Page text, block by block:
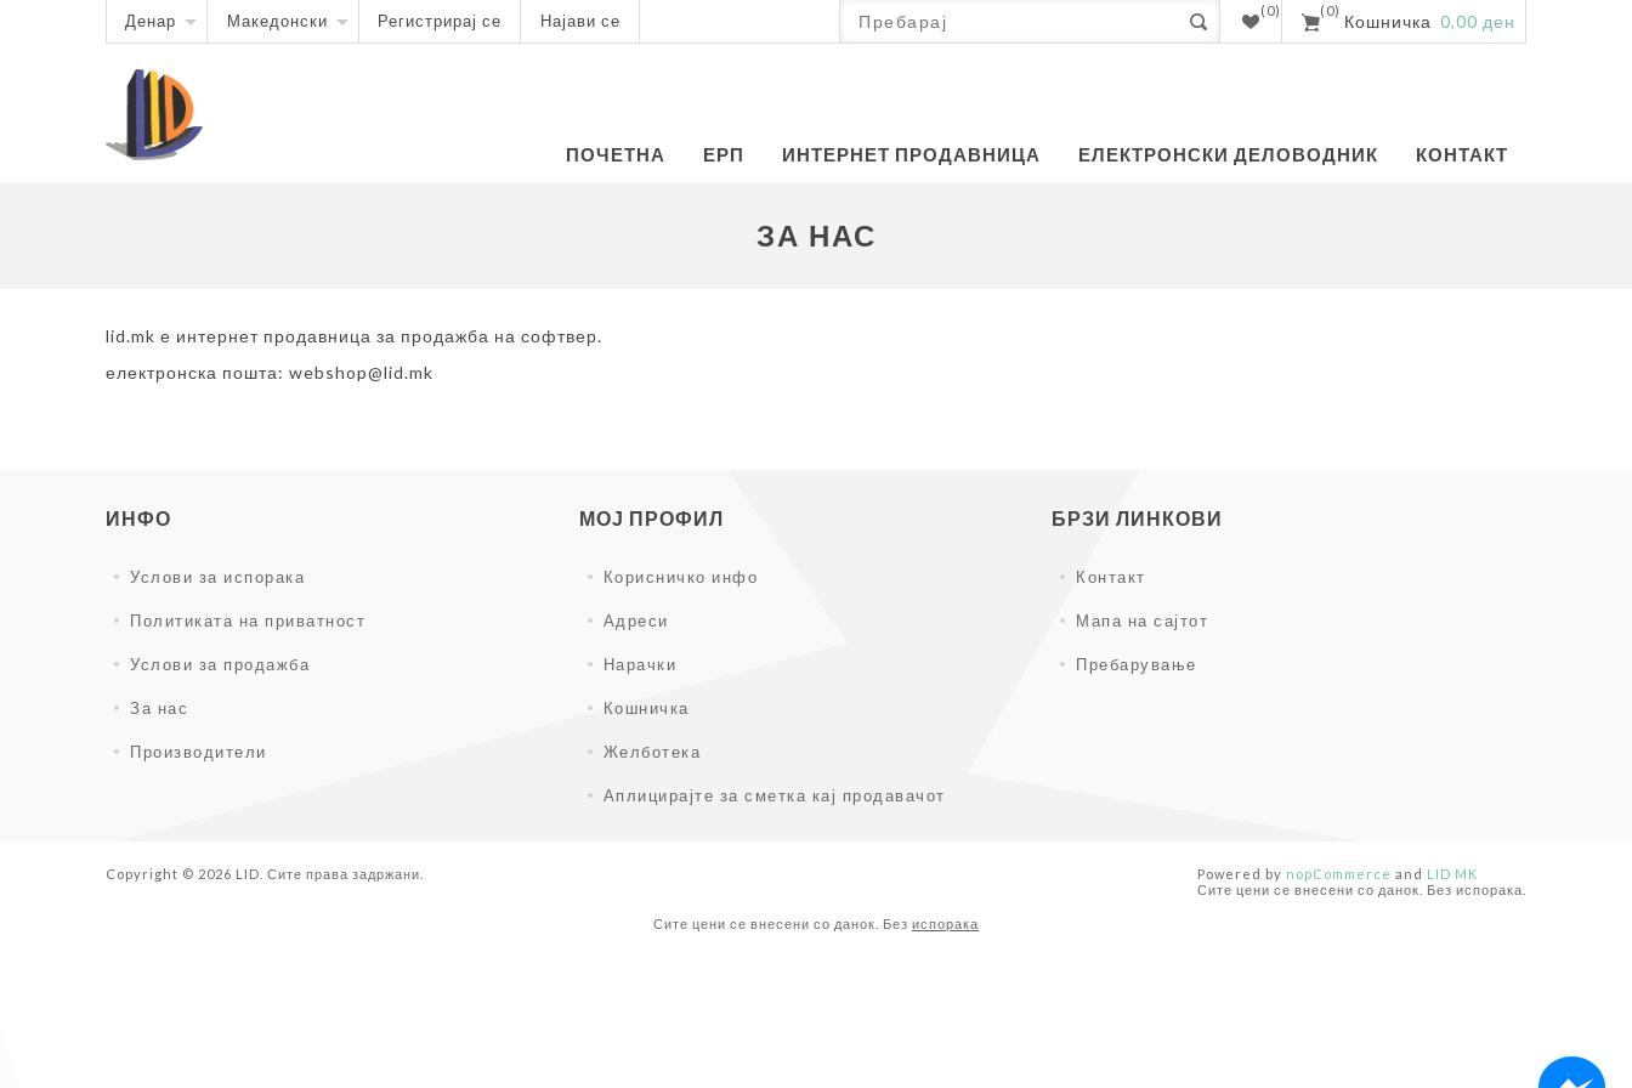
Денар Македонски Регистрирај се Најави се
(0) (0)
Кошничка 0,00 ден
ПОЧЕТНА ЕРП ИНТЕРНЕТ ПРОДАВНИЦА ЕЛЕКТРОНСКИ ДЕЛОВОДНИК КОНТАКТ
ЗА НАС
lid.mk е интернет продавница за продажба на софтвер.
електронска пошта: webshop@lid.mk
ИНФО
Услови за испорака
Политиката на приватност
Услови за продажба
За нас
Производители
МОЈ ПРОФИЛ
Корисничко инфо
Адреси
Нарачки
Кошничка
Желботека
Аплицирајте за сметка кај продавачот
БРЗИ ЛИНКОВИ
Контакт
Мапа на сајтот
Пребарување
Copyright © 2026 LID. Сите права задржани. Powered by nopCommerce and LID MK
Сите цени се внесени со данок. Без испорака.
Сите цени се внесени со данок. Без испорака